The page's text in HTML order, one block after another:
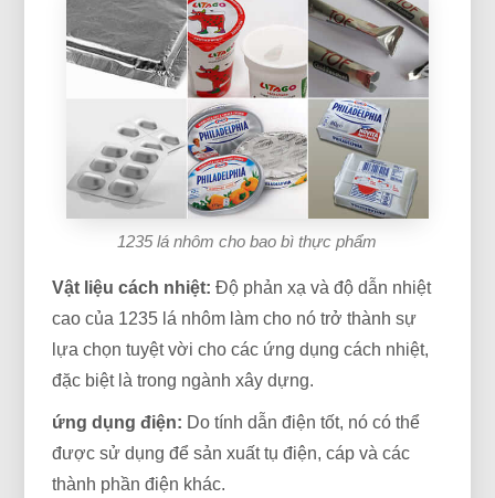
1235 lá nhôm cho bao bì thực phẩm
Vật liệu cách nhiệt: Độ phản xạ và độ dẫn nhiệt
cao của 1235 lá nhôm làm cho nó trở thành sự
lựa chọn tuyệt vời cho các ứng dụng cách nhiệt,
đặc biệt là trong ngành xây dựng.
ứng dụng điện: Do tính dẫn điện tốt, nó có thể
được sử dụng để sản xuất tụ điện, cáp và các
thành phần điện khác.